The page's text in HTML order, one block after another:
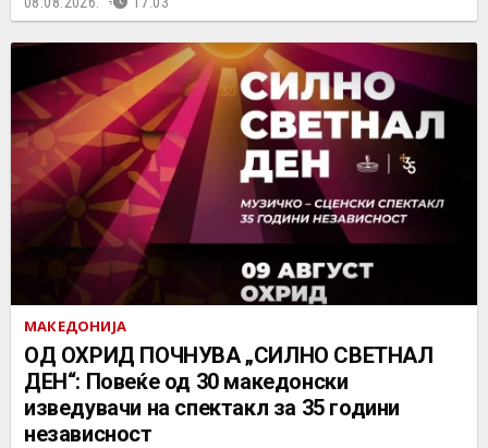
МАКЕДОНИЈА
ОД ОХРИД ПОЧНУВА „СИЛНО СВЕТНАЛ
ДЕН“: Повеќе од 30 македонски
изведувачи на спектакл за 35 години
независност